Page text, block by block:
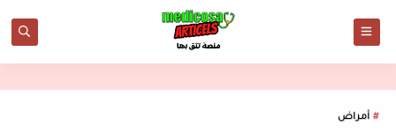
أمراض